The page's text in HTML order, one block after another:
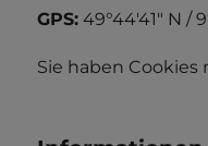
GPS: 49°44'41" N /
Sie haben